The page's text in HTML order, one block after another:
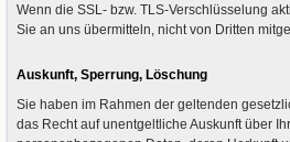
Wenn die SSL- bzw. TLS-Verschlüsselung
Sie an uns übermitteln, nicht von Dritten
Auskunft, Sperrung, Löschung
Sie haben im Rahmen der geltenden
das Recht auf unentgeltliche Auskunft über